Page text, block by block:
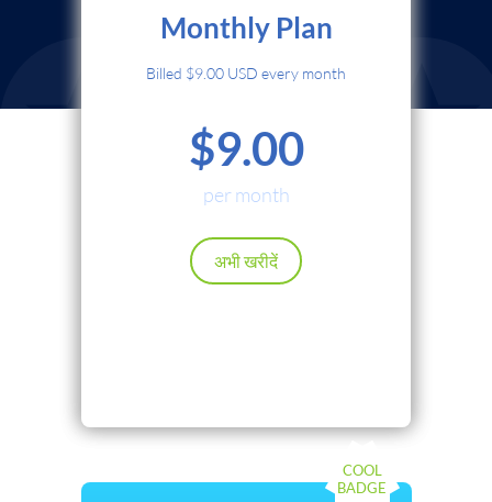
Monthly Plan
Billed $9.00 USD every month
$9.00
per month
अभी खरीदें
Cryptocurrency
Local Payments
Renews automatically. Cancel anytime.
COOL
BADGE